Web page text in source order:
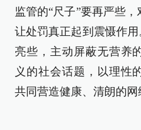
监管的“尺子”要再严些
让处罚真正起到震慑作
亮些，主动屏蔽无营养
义的社会话题，以理性
共同营造健康、清朗的